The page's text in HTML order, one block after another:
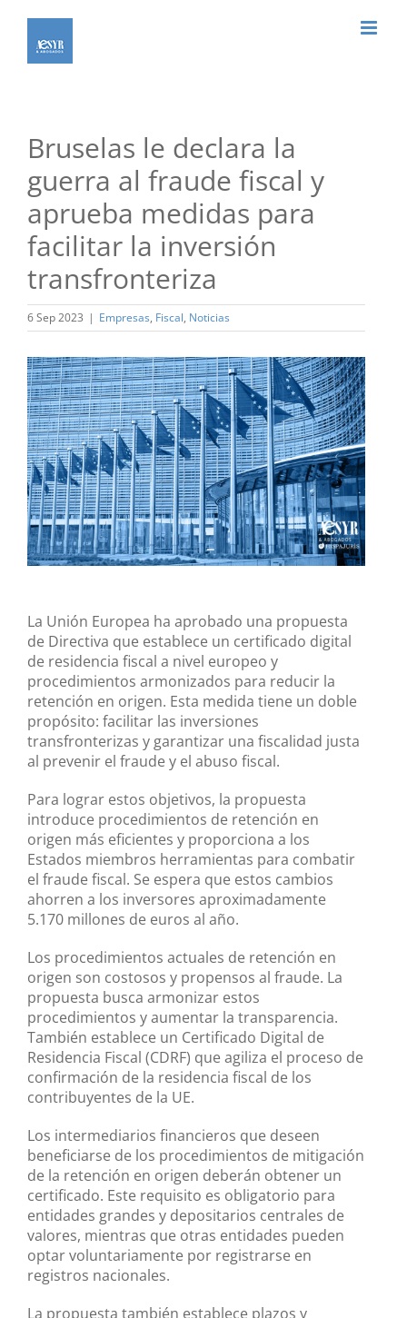
contenido
Bruselas le declara la
guerra al fraude fiscal y
aprueba medidas para
facilitar la inversión
transfronteriza
6 Sep 2023 | Empresas, Fiscal, Noticias
Ver
imagen
más
grande
La Unión Europea ha aprobado una propuesta
de Directiva que establece un certificado digital
de residencia fiscal a nivel europeo y
procedimientos armonizados para reducir la
retención en origen. Esta medida tiene un doble
propósito: facilitar las inversiones
transfronterizas y garantizar una fiscalidad justa
al prevenir el fraude y el abuso fiscal.
Para lograr estos objetivos, la propuesta
introduce procedimientos de retención en
origen más eficientes y proporciona a los
Estados miembros herramientas para combatir
el fraude fiscal. Se espera que estos cambios
ahorren a los inversores aproximadamente
5.170 millones de euros al año.
Los procedimientos actuales de retención en
origen son costosos y propensos al fraude. La
propuesta busca armonizar estos
procedimientos y aumentar la transparencia.
También establece un Certificado Digital de
Residencia Fiscal (CDRF) que agiliza el proceso de
confirmación de la residencia fiscal de los
contribuyentes de la UE.
Los intermediarios financieros que deseen
beneficiarse de los procedimientos de mitigación
de la retención en origen deberán obtener un
certificado. Este requisito es obligatorio para
entidades grandes y depositarios centrales de
valores, mientras que otras entidades pueden
optar voluntariamente por registrarse en
registros nacionales.
La propuesta también establece plazos y